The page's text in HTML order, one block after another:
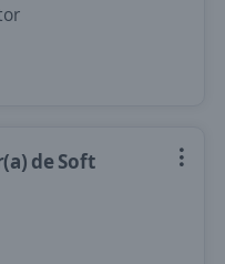
de Soft